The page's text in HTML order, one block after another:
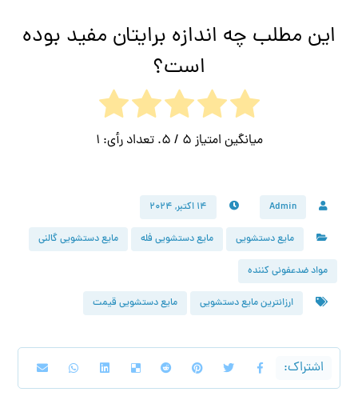
این مطلب چه اندازه برایتان مفید بوده
است؟
میانگین امتیاز 5 / 5. تعداد رأی: 1
Admin ۱۴ اکتبر, ۲۰۲۴
مایع دستشویی مایع دستشویی فله مایع دستشویی گالنی
مواد ضدعفونی کننده
ارزانترین مایع دستشویی مایع دستشویی قیمت